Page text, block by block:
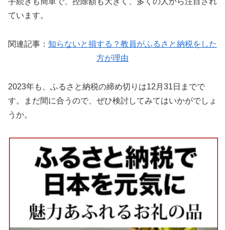
ています。
関連記事： 知らないと損する？教員がふるさと納税をした
方が理由
2023年も、ふるさと納税の締め切りは12月31日までで
す。まだ間に合うので、ぜひ検討してみてはいかがでしょ
うか。